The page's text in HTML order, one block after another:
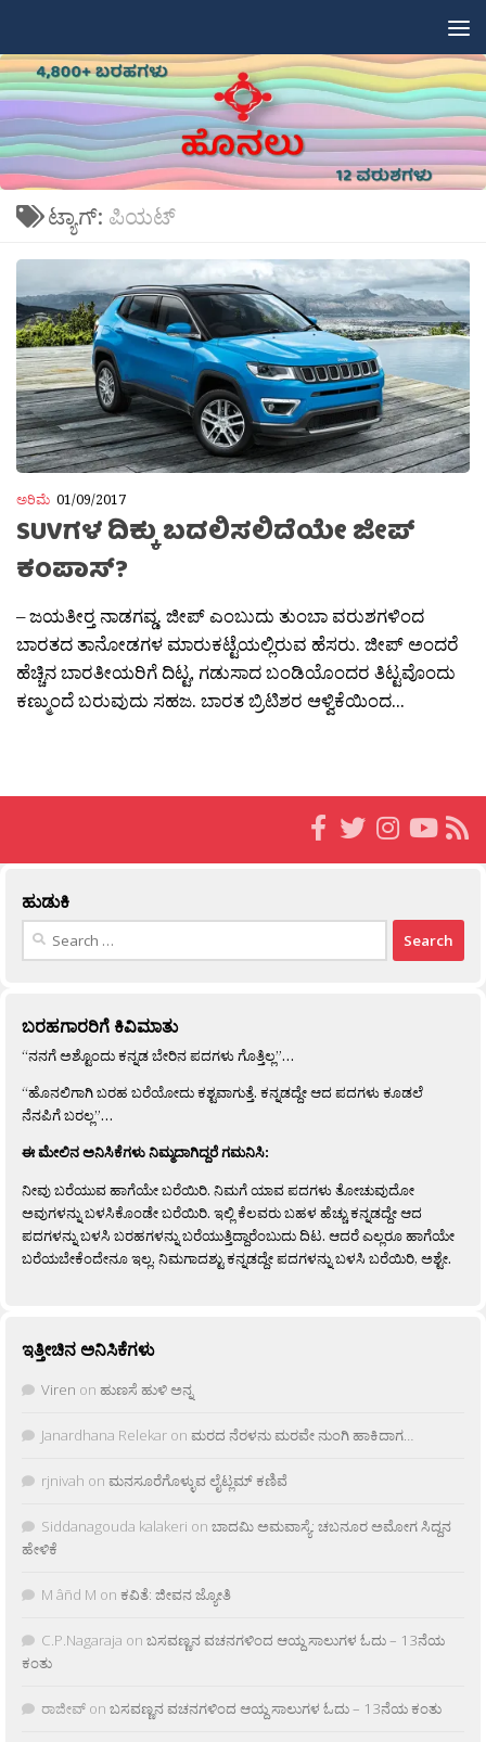
ಟ್ಯಾಗ್: ಪಿಯಟ್
ಅರಿಮೆ 01/09/2017
SUVಗಳ ದಿಕ್ಕು ಬದಲಿಸಲಿದೆಯೇ ಜೀಪ್
ಕಂಪಾಸ್?
– ಜಯತೀರ‍್ತ ನಾಡಗವ್ಡ. ಜೀಪ್ ಎಂಬುದು ತುಂಬಾ ವರುಶಗಳಿಂದ
ಬಾರತದ ತಾನೋಡಗಳ ಮಾರುಕಟ್ಟೆಯಲ್ಲಿರುವ ಹೆಸರು. ಜೀಪ್ ಅಂದರೆ
ಹೆಚ್ಚಿನ ಬಾರತೀಯರಿಗೆ ದಿಟ್ಟ, ಗಡುಸಾದ ಬಂಡಿಯೊಂದರ ತಿಟ್ಟವೊಂದು
ಕಣ್ಮುಂದೆ ಬರುವುದು ಸಹಜ. ಬಾರತ ಬ್ರಿಟಿಶರ ಆಳ್ವಿಕೆಯಿಂದ...
ಹುಡುಕಿ
Search
ಬರಹಗಾರರಿಗೆ ಕಿವಿಮಾತು
“ನನಗೆ ಅಶ್ಟೊಂದು ಕನ್ನಡ ಬೇರಿನ ಪದಗಳು ಗೊತ್ತಿಲ್ಲ”…
“ಹೊನಲಿಗಾಗಿ ಬರಹ ಬರೆಯೋದು ಕಶ್ಟವಾಗುತ್ತೆ. ಕನ್ನಡದ್ದೇ ಆದ ಪದಗಳು ಕೂಡಲೆ
ನೆನಪಿಗೆ ಬರಲ್ಲ”…
ಈ ಮೇಲಿನ ಅನಿಸಿಕೆಗಳು ನಿಮ್ಮದಾಗಿದ್ದರೆ ಗಮನಿಸಿ:
ನೀವು ಬರೆಯುವ ಹಾಗೆಯೇ ಬರೆಯಿರಿ. ನಿಮಗೆ ಯಾವ ಪದಗಳು ತೋಚುವುದೋ
ಅವುಗಳನ್ನು ಬಳಸಿಕೊಂಡೇ ಬರೆಯಿರಿ. ಇಲ್ಲಿ ಕೆಲವರು ಬಹಳ ಹೆಚ್ಚು ಕನ್ನಡದ್ದೇ ಆದ
ಪದಗಳನ್ನು ಬಳಸಿ ಬರಹಗಳನ್ನು ಬರೆಯುತ್ತಿದ್ದಾರೆಂಬುದು ದಿಟ. ಆದರೆ ಎಲ್ಲರೂ ಹಾಗೆಯೇ
ಬರೆಯಬೇಕೆಂದೇನೂ ಇಲ್ಲ. ನಿಮಗಾದಶ್ಟು ಕನ್ನಡದ್ದೇ ಪದಗಳನ್ನು ಬಳಸಿ ಬರೆಯಿರಿ, ಅಶ್ಟೇ.
ಇತ್ತೀಚಿನ ಅನಿಸಿಕೆಗಳು
Viren on ಹುಣಸೆ ಹುಳಿ ಅನ್ನ
Janardhana Relekar on ಮರದ ನೆರಳನು ಮರವೇ ನುಂಗಿ ಹಾಕಿದಾಗ…
rjnivah on ಮನಸೂರೆಗೊಳ್ಳುವ ಲೈಟ್ಲಮ್ ಕಣಿವೆ
Siddanagouda kalakeri on ಬಾದಮಿ ಅಮವಾಸ್ಯೆ: ಚಬನೂರ ಅಮೋಗ ಸಿದ್ದನ
ಹೇಳಿಕೆ
M âñd M on ಕವಿತೆ: ಜೀವನ ಜ್ಯೋತಿ
C.P.Nagaraja on ಬಸವಣ್ಣನ ವಚನಗಳಿಂದ ಆಯ್ದ ಸಾಲುಗಳ ಓದು – 13ನೆಯ
ಕಂತು
ರಾಜೀವ್ on ಬಸವಣ್ಣನ ವಚನಗಳಿಂದ ಆಯ್ದ ಸಾಲುಗಳ ಓದು – 13ನೆಯ ಕಂತು